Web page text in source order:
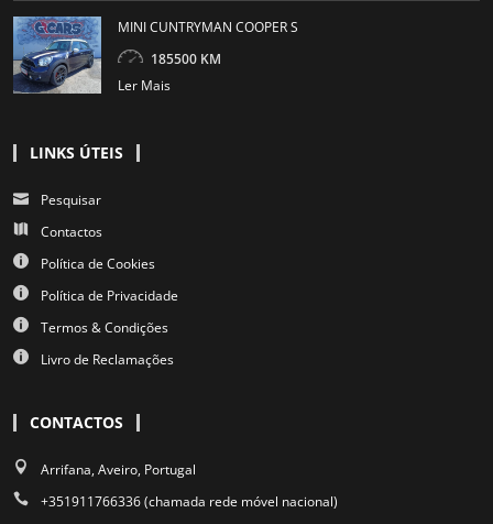
MINI CUNTRYMAN COOPER S
185500 KM
Ler Mais
LINKS ÚTEIS
Pesquisar
Contactos
Política de Cookies
Política de Privacidade
Termos & Condições
Livro de Reclamações
CONTACTOS
Arrifana, Aveiro, Portugal
+351911766336 (chamada rede móvel nacional)